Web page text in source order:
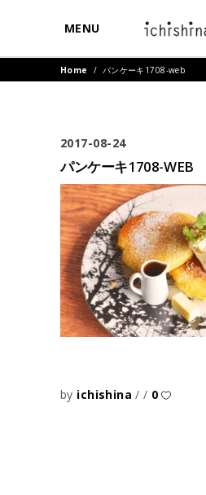
MENU
Home / パンケーキ1708-web
2017-08-24
パンケーキ1708-WEB
by ichishina 0